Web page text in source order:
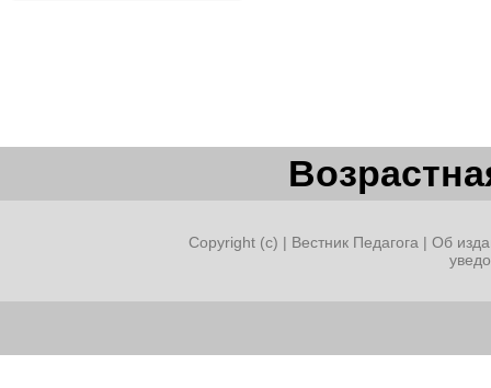
Copyright (c) | Вестник Педагога | Об